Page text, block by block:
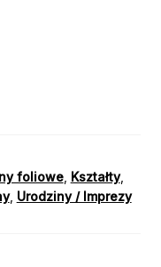
foliowe, Kształty,
, Urodziny / Imprezy